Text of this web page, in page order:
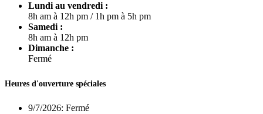
Lundi au vendredi :
8h am à 12h pm / 1h pm à 5h pm
Samedi :
8h am à 12h pm
Dimanche :
Fermé
Heures d'ouverture spéciales
9/7/2026: Fermé